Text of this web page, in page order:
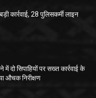
कार्रवाई, 28 पुलिसकर्मी लाइन
दो सिपाहियों पर सख्त कार्रवाई के
औचक निरीक्षण